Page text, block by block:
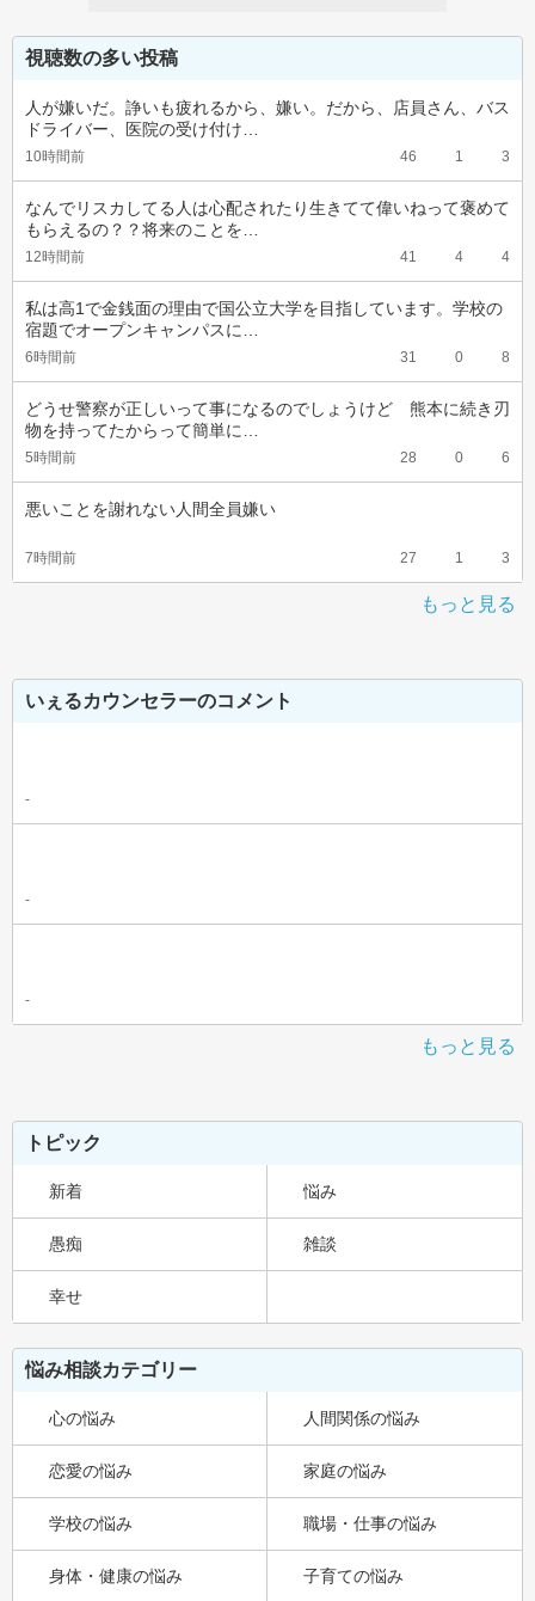
視聴数の多い投稿
人が嫌いだ。諍いも疲れるから、嫌い。だから、店員さん、バス
ドライバー、医院の受け付け…
10時間前 46 1 3
なんでリスカしてる人は心配されたり生きてて偉いねって褒めて
もらえるの？？将来のことを…
12時間前 41 4 4
私は高1で金銭面の理由で国公立大学を目指しています。学校の
宿題でオープンキャンパスに…
6時間前 31 0 8
どうせ警察が正しいって事になるのでしょうけど　熊本に続き刃
物を持ってたからって簡単に…
5時間前 28 0 6
悪いことを謝れない人間全員嫌い
7時間前 27 1 3
もっと見る
いぇるカウンセラーのコメント
-
-
-
もっと見る
トピック
新着 悩み
愚痴 雑談
幸せ
悩み相談カテゴリー
心の悩み 人間関係の悩み
恋愛の悩み 家庭の悩み
学校の悩み 職場・仕事の悩み
身体・健康の悩み 子育ての悩み